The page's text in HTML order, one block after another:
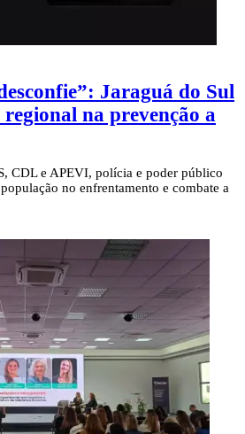
Jaraguá do Sul
na prevenção a
CDL e APEVI, polícia e poder público
no enfrentamento e combate a